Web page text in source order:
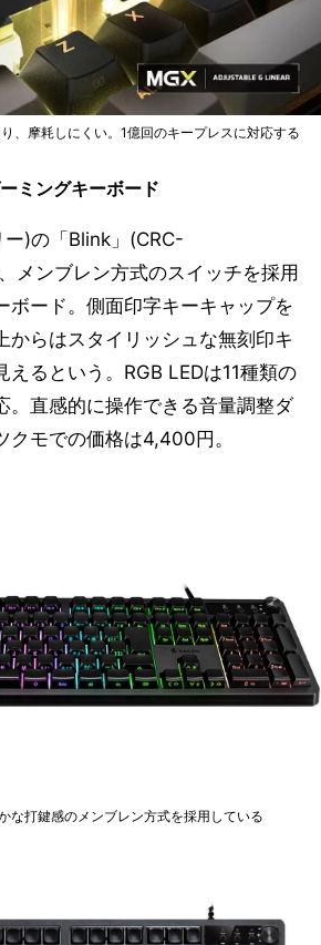
、摩耗しにくい。1億回のキープレスに対応する
ミングキーボード
ー)の「Blink」(CRC-
メンブレン方式のスイッチを採用
ボード。側面印字キーキャップを
からはスタイリッシュな無刻印キ
えるという。RGB LEDは11種類の
。直感的に操作できる音量調整ダ
クモでの価格は4,400円。
な打鍵感のメンブレン方式を採用している